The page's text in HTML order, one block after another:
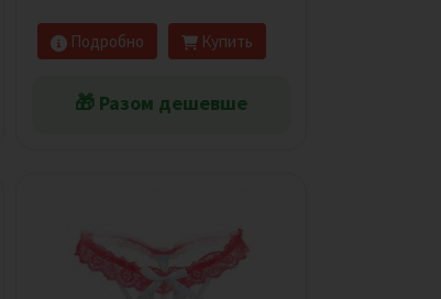
Подробно Купить
🎁 Разом дешевше